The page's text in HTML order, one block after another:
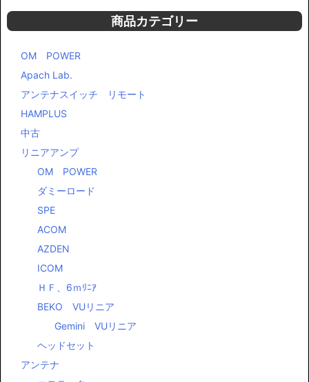
商品カテゴリー
OM POWER
Apach Lab.
アンテナスイッチ リモート
HAMPLUS
中古
リニアアンプ
OM POWER
ダミーロード
SPE
ACOM
AZDEN
ICOM
ＨＦ、6ｍﾘﾆｱ
BEKO VUリニア
Gemini VUリニア
ヘッドセット
アンテナ